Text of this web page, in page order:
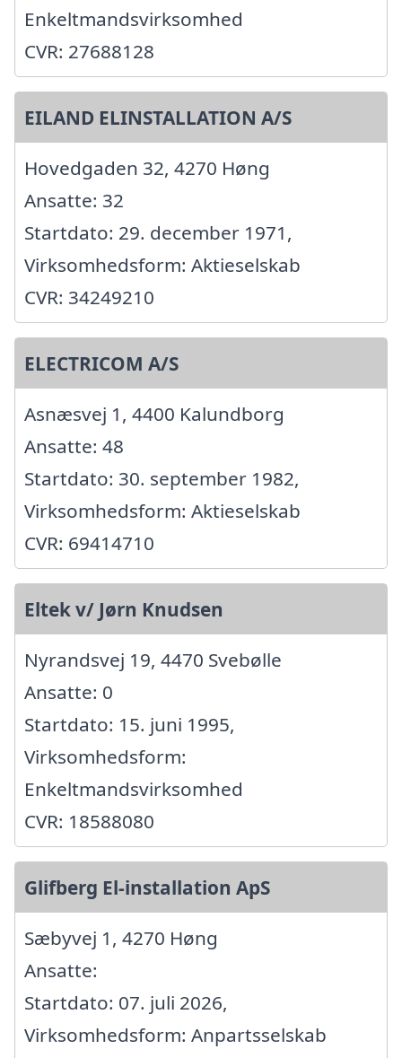
Enkeltmandsvirksomhed
CVR: 27688128
EILAND ELINSTALLATION A/S
Hovedgaden 32, 4270 Høng
Ansatte: 32
Startdato: 29. december 1971,
Virksomhedsform: Aktieselskab
CVR: 34249210
ELECTRICOM A/S
Asnæsvej 1, 4400 Kalundborg
Ansatte: 48
Startdato: 30. september 1982,
Virksomhedsform: Aktieselskab
CVR: 69414710
Eltek v/ Jørn Knudsen
Nyrandsvej 19, 4470 Svebølle
Ansatte: 0
Startdato: 15. juni 1995,
Virksomhedsform:
Enkeltmandsvirksomhed
CVR: 18588080
Glifberg El-installation ApS
Sæbyvej 1, 4270 Høng
Ansatte:
Startdato: 07. juli 2026,
Virksomhedsform: Anpartsselskab